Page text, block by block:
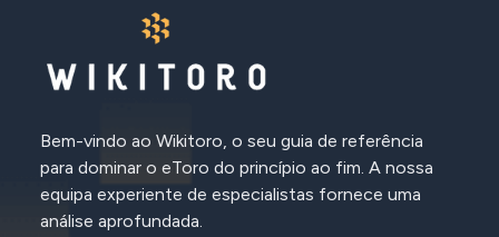
Bem-vindo ao Wikitoro, o seu guia de referência
para dominar o eToro do princípio ao fim. A nossa
equipa experiente de especialistas fornece uma
análise aprofundada.